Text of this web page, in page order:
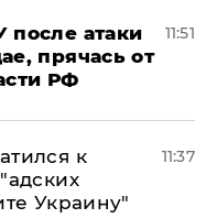
атаки
прячась от
РФ
11:51
к
Украину"
11:37